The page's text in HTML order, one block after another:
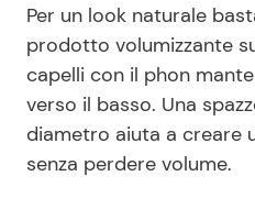
Per un look naturale
prodotto volumizzante
capelli con il phon
verso il basso. Una
diametro aiuta a creare
senza perdere volume.